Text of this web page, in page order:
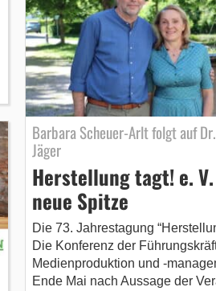
Barbara Scheuer-Arlt folgt auf
Jäger
Herstellung tagt! e.
neue Spitze
Die 73. Jahrestagung
Die Konferenz der
Medienproduktion und -
Ende Mai nach Aussage der